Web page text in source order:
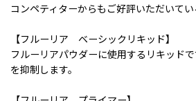
コンペティターからもご好評いただいてい
【フルーリア ベーシックリキッド】
フルーリアパウダーに使用するリキッド
を抑制します。